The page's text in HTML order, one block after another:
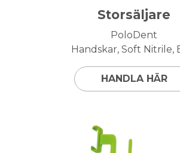
Storsäljare
PoloDent
Handskar, Soft Nitrile,
HANDLA HÄR